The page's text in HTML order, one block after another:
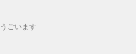
ごいます